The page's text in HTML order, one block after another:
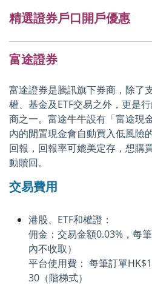
精選證券戶口開戶優惠
富途證券
富途證券是騰訊旗下券商，除了
權、基金及ETF交易之外，更是
商之一。富途牛牛設有「富途現
內的閒置現金會自動買入低風險
回報，回報率可媲美定存，想購
動贖回。
交易費用
港股、ETF和權證：
佣金：交易金額0.03%，每
內不收取）
平台使用費： 每筆訂單
30（階梯式）